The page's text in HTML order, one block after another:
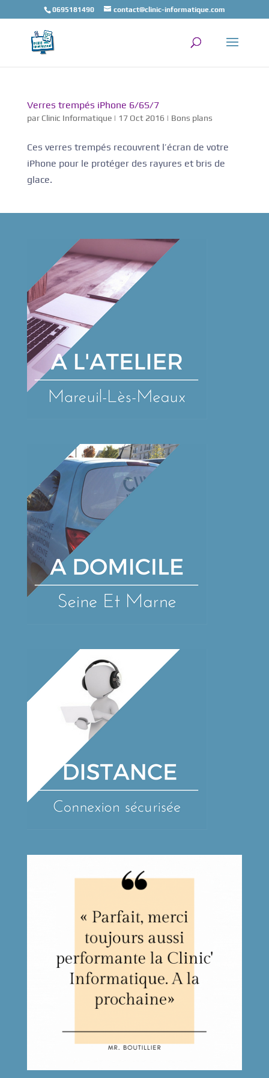
0695181490 contact@clinic-informatique.com
Verres trempés iPhone 6/6S/7
par Clinic Informatique| 17 Oct 2016 | Bons plans
Ces verres trempés recouvrent l’écran de votre
iPhone pour le protéger des rayures et bris de
glace.